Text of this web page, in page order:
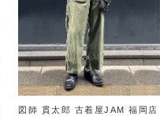
図師 貫太郎 古着屋JAM 福岡店